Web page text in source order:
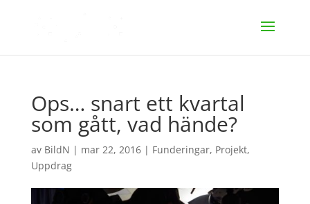
Ops… snart ett kvartal
som gått, vad hände?
av BildN | mar 22, 2016| Funderingar, Projekt,
Uppdrag